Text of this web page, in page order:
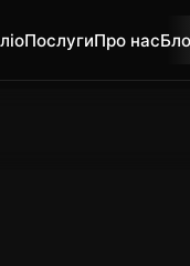
ПослугиПро нас